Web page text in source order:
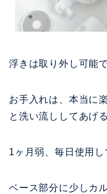
浮きは取り外し可能
お手入れは、本当に
と洗い流ししてあげ
1ヶ月弱、毎日使用し
ベース部分に少しカ